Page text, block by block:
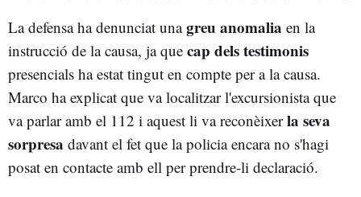
La defensa ha denunciat unagreu anomalia en la
instrucció de la causa, ja que cap dels testimonis
presencials ha estat tingut en compte per a la causa.
Marco ha explicat que va localitzar l'excursionista que
va parlar amb el 112 i aquest li va reconèixerla seva
sorpresa davant el fet que la policia encara no s'hagi
posat en contacte amb ell per prendre-li declaració.